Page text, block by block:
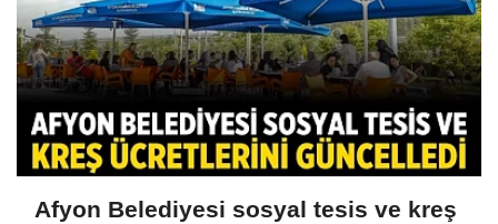
Afyon Belediyesi sosyal tesis ve kreş